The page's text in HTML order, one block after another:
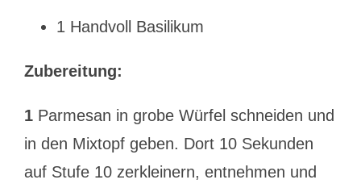
1 Handvoll Basilikum
Zubereitung:
1Parmesan in grobe Würfel schneiden und
in den Mixtopf geben. Dort 10 Sekunden
auf Stufe 10 zerkleinern, entnehmen und